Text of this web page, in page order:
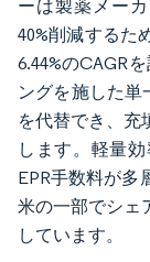
ーは製薬メー
40%削減するた
6.44%のCAGR
ングを施した単
を代替でき、充
します。軽量
EPR手数料が多
米の一部でシェ
しています。